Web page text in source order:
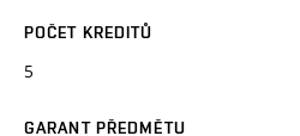
POČET KREDITŮ
5
GARANT PŘEDMĚTU